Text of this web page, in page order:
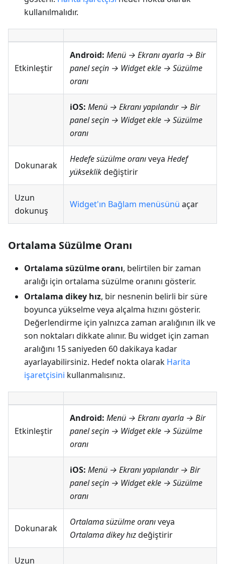
kullanılmalıdır.
Etkinleştir
Android: Menü → Ekranı ayarla → Bir
panel seçin → Widget ekle → Süzülme
oranı
iOS: Menü → Ekranı yapılandır→ Bir
panel seçin → Widget ekle → Süzülme
oranı
Dokunarak
Hedefe süzülme oranıveya Hedef
yükseklikdeğiştirir
Uzun
dokunuş
Widget'ın Bağlam menüsünü açar
Ortalama Süzülme Oranı
Ortalama süzülme oranı, belirtilen bir zaman
aralığı için ortalama süzülme oranını gösterir.
Ortalama dikey hız, bir nesnenin belirli bir süre
boyunca yükselme veya alçalma hızını gösterir.
Değerlendirme için yalnızca zaman aralığının ilk ve
son noktaları dikkate alınır. Bu widget için zaman
aralığını 15 saniyeden 60 dakikaya kadar
ayarlayabilirsiniz. Hedef nokta olarak Harita
işaretçisini kullanmalısınız.
Etkinleştir
Android: Menü → Ekranı ayarla → Bir
panel seçin → Widget ekle → Süzülme
oranı
iOS: Menü → Ekranı yapılandır→ Bir
panel seçin → Widget ekle → Süzülme
oranı
Dokunarak
Ortalama süzülme oranıveya
Ortalama dikey hızdeğiştirir
Uzun